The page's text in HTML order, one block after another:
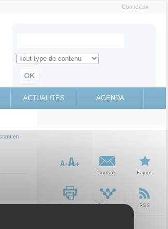
Connexion
Search for
Retrouvez toute l'information sur le site education.gouv.fr
ACTUALITÉS AGENDA
en